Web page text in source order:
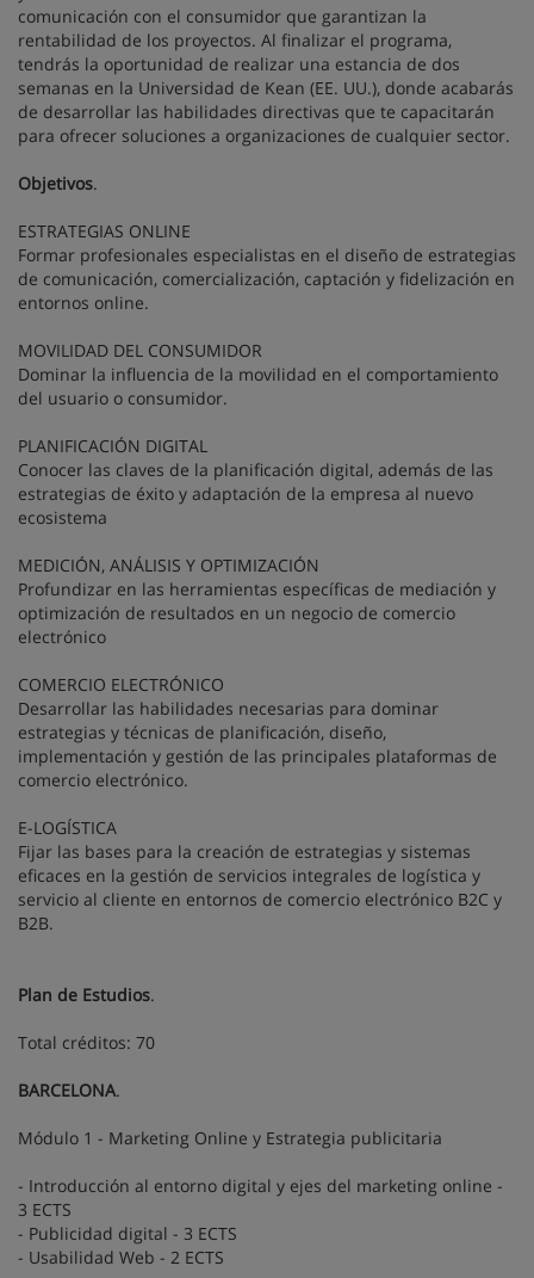
comunicación con el consumidor que garantizan la
rentabilidad de los proyectos. Al finalizar el programa,
tendrás la oportunidad de realizar una estancia de dos
semanas en la Universidad de Kean (EE. UU.), donde acabarás
de desarrollar las habilidades directivas que te capacitarán
para ofrecer soluciones a organizaciones de cualquier sector.
Objetivos.
ESTRATEGIAS ONLINE
Formar profesionales especialistas en el diseño de estrategias
de comunicación, comercialización, captación y fidelización en
entornos online.
MOVILIDAD DEL CONSUMIDOR
Dominar la influencia de la movilidad en el comportamiento
del usuario o consumidor.
PLANIFICACIÓN DIGITAL
Conocer las claves de la planificación digital, además de las
estrategias de éxito y adaptación de la empresa al nuevo
ecosistema
MEDICIÓN, ANÁLISIS Y OPTIMIZACIÓN
Profundizar en las herramientas específicas de mediación y
optimización de resultados en un negocio de comercio
electrónico
COMERCIO ELECTRÓNICO
Desarrollar las habilidades necesarias para dominar
estrategias y técnicas de planificación, diseño,
implementación y gestión de las principales plataformas de
comercio electrónico.
E-LOGÍSTICA
Fijar las bases para la creación de estrategias y sistemas
eficaces en la gestión de servicios integrales de logística y
servicio al cliente en entornos de comercio electrónico B2C y
B2B.
Plan de Estudios.
Total créditos: 70
BARCELONA.
Módulo 1 - Marketing Online y Estrategia publicitaria
- Introducción al entorno digital y ejes del marketing online -
3 ECTS
- Publicidad digital - 3 ECTS
- Usabilidad Web - 2 ECTS